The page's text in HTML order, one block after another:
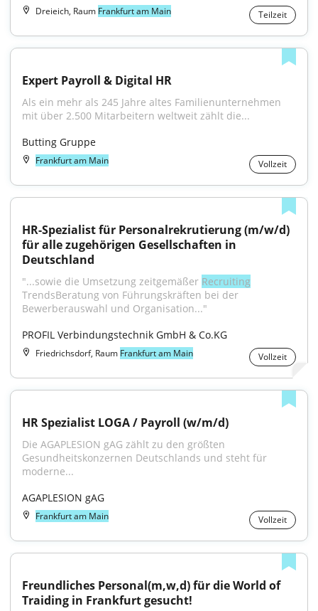
Dreieich, Raum Frankfurt am Main Teilzeit
Expert Payroll & Digital HR
Als ein mehr als 245 Jahre altes Familienunternehmen
mit über 2.500 Mitarbeitern weltweit zählt die...
Butting Gruppe
Frankfurt am Main Vollzeit
HR-Spezialist für Personalrekrutierung (m/w/d)
für alle zugehörigen Gesellschaften in
Deutschland
"...sowie die Umsetzung zeitgemäßer Recruiting
TrendsBeratung von Führungskräften bei der
Bewerberauswahl und Organisation..."
PROFIL Verbindungstechnik GmbH & Co.KG
Friedrichsdorf, Raum Frankfurt am Main Vollzeit
HR Spezialist LOGA / Payroll (w/m/d)
Die AGAPLESION gAG zählt zu den größten
Gesundheitskonzernen Deutschlands und steht für
moderne...
AGAPLESION gAG
Frankfurt am Main Vollzeit
Freundliches Personal(m,w,d) für die World of
Traiding in Frankfurt gesucht!